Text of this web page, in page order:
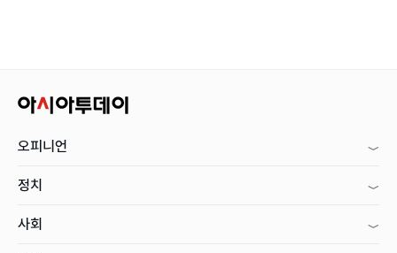
오피니언
정치
사회